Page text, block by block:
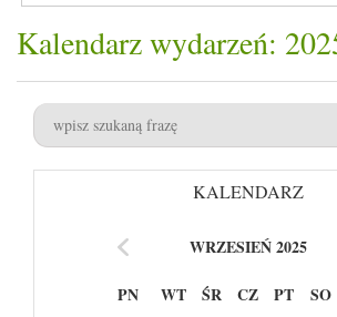
Kalendarz wydarzeń:
KALENDARZ
WRZESIEŃ 2025
PN WT ŚR CZ PT SO